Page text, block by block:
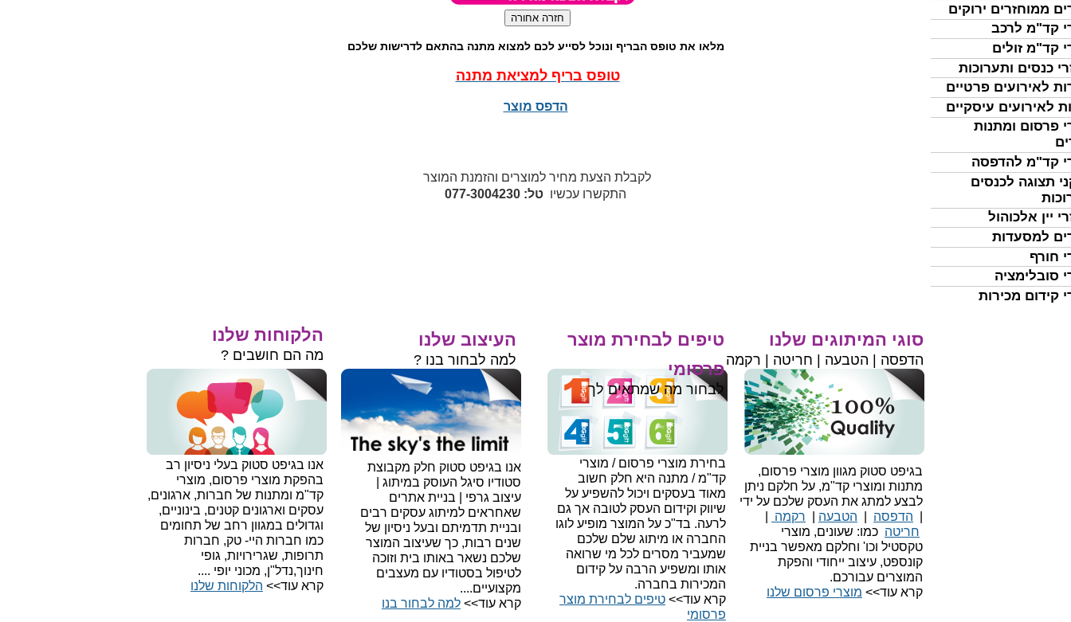
ממוחזרים ירוקים
קד"מ לרכב
קד"מ זולים
כנסים ותערוכות
לאירועים פרטיים
לאירועים עיסקיים
פרסום ומתנות
קד"מ להדפסה
תצוגה לכנסים
יין אלכוהול
למסעדות
חורף
סובלימציה
קידום מכירות
מלאו את טופס הבריף ונוכל לסייע לכם למצוא מתנה בהתאם לדרישות שלכם
טופס בריף למציאת מתנה
הדפס מוצר
לקבלת הצעת מחיר למוצרים והזמנת המוצר
התקשרו עכשיו טל: 077-3004230
אנו בגיפט סטוק חלק מקבוצת
סטודיו סיגל העוסק במיתוג |
עיצוב גרפי | בניית אתרים
שאחראים למיתוג עסקים רבים
ובניית תדמיתם ובעל ניסיון של
שנים רבות, כך שעיצוב המוצר
שלכם נשאר באותו בית וזוכה
לטיפול בסטודיו עם מעצבים
מקצועיים....
קרא עוד>> למה לבחור בנו​
בגיפט סטוק מגוון מוצרי פרסום,
מתנות ומוצרי קד"מ, על חלקם ניתן
לבצע למתג את העסק שלכם על ידי
הדפסה הטבעה רקמה
חריטה כמו: שעונים, מוצרי
טקסטיל וכו' וחלקם מאפשר בניית
קונספט, עיצוב ייחודי והפקת
המוצרים עבורכם.
קרא עוד>> מוצרי פרסום שלנו
אנו בגיפט סטוק בעלי ניסיון רב
בהפקת מוצרי פרסום, מוצרי
קד"מ ומתנות של חברות, ארגונים,
עסקים וארגונים קטנים, בינוניים,
וגדולים במגוון רחב של תחומים
כמו חברות היי- טק, חברות
תרופות, שגרירויות, גופי
חינוך,נדל"ן, מכוני יופי ....
קרא עוד>> הלקוחות שלנו
בחירת מוצרי פרסום / מוצרי
קד"מ / מתנה היא חלק חשוב
מאוד בעסקים ויכול להשפיע על
שיווק וקידום העסק לטובה אך גם
לרעה. בד"כ על המוצר מופיע לוגו
החברה או מיתוג שלם שלכם
שמעביר מסרים לכל מי שרואה
אותו ומשפיע הרבה על קידום
המכירות בחברה.
קרא עוד>> טיפים לבחירת מוצר
פרסומי
טיפים לבחירת מוצר
פרסומי
לבחור מה שמתאים לך
העיצוב שלנו
למה לבחור בנו ?
סוגי המיתוגים שלנו
הדפסה | הטבעה | חריטה | רקמה
הלקוחות שלנו
מה הם חושבים ?